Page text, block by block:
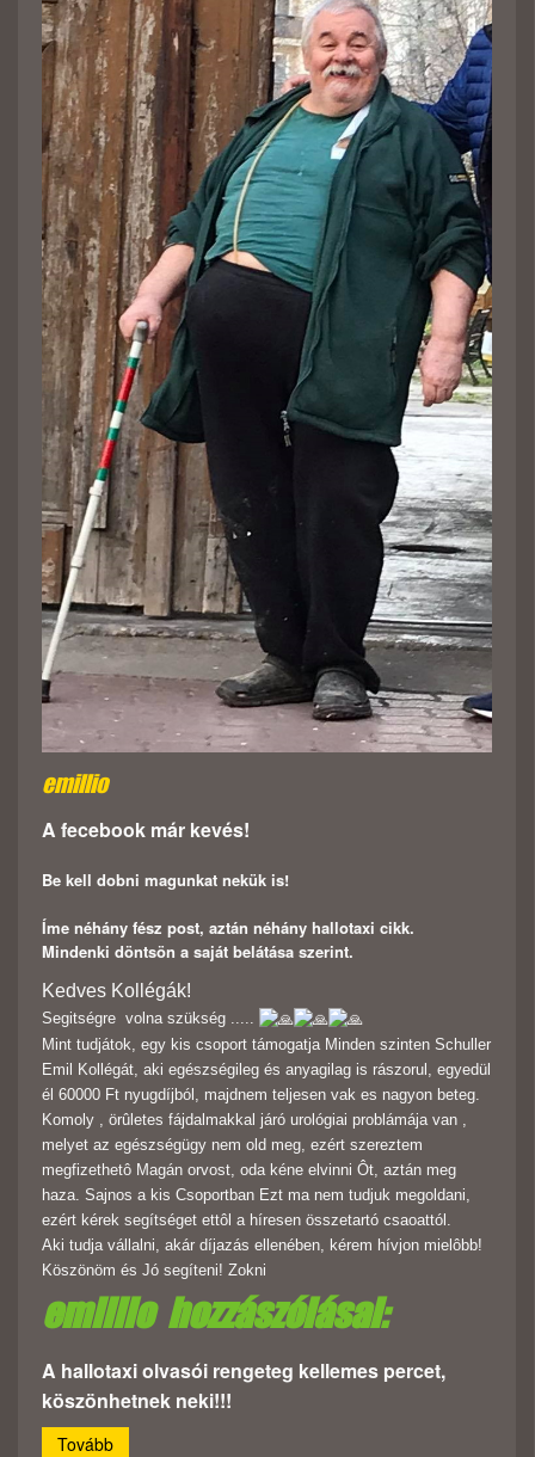
emillio
A fecebook már kevés!
Be kell dobni magunkat nekük is!
Íme néhány fész post, aztán néhány hallotaxi cikk.
Mindenki döntsön a saját belátása szerint.
Kedves Kollégák!
Segitségre volna szükség .....
Mint tudjátok, egy kis csoport támogatja Minden szinten Schuller
Emil Kollégát, aki egészségileg és anyagilag is rászorul, egyedül
él 60000 Ft nyugdíjból, majdnem teljesen vak es nagyon beteg.
Komoly , örûletes fájdalmakkal járó urológiai problámája van ,
melyet az egészségügy nem old meg, ezért szereztem
megfizethetô Magán orvost, oda kéne elvinni Ôt, aztán meg
haza. Sajnos a kis Csoportban Ezt ma nem tudjuk megoldani,
ezért kérek segítséget ettôl a híresen összetartó csaoattól.
Aki tudja vállalni, akár díjazás ellenében, kérem hívjon mielôbb!
Köszönöm és Jó segíteni! Zokni
emillio hozzászólásai:
A hallotaxi olvasói rengeteg kellemes percet,
köszönhetnek neki!!!
Tovább